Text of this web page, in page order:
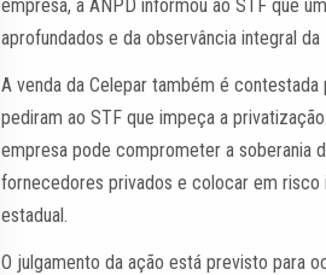
empresa, a ANPD informou ao STF que
aprofundados e da observância integral
A venda da Celepar também é
pediram ao STF que impeça a
empresa pode comprometer a soberania
fornecedores privados e colocar em
estadual.
O julgamento da ação está previsto para